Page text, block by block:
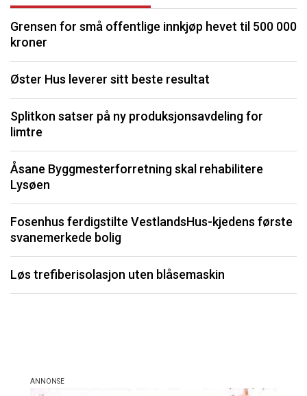
Grensen for små offentlige innkjøp hevet til 500 000
kroner
Øster Hus leverer sitt beste resultat
Splitkon satser på ny produksjonsavdeling for
limtre
Åsane Byggmesterforretning skal rehabilitere
Lysøen
Fosenhus ferdigstilte VestlandsHus-kjedens første
svanemerkede bolig
Løs trefiberisolasjon uten blåsemaskin